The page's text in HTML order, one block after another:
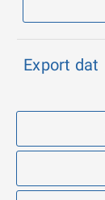
Export dat